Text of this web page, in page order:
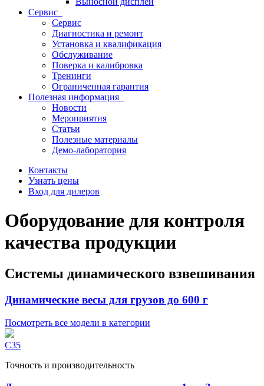
Сервис
Сервис
Диагностика и ремонт
Установка и квалификация
Обслуживание
Поверка и калибровка
Тренинги
Ограниченная гарантия
Полезная информация
Новости
Мероприятия
Статьи
Полезные материалы
Демо-лаборатория
Контакты
Узнать цены
Вход для дилеров
Оборудование для контроля
качества продукции
Системы динамического взвешивания
Динамические весы для грузов до 600 г
Посмотреть все модели в категории
C35
Точность и производительность